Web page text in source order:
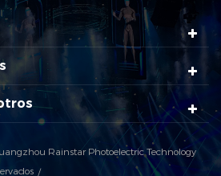
Rainstar Photoelectric Technology